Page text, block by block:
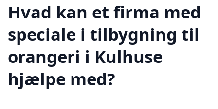
Hvad kan et firma med
speciale i tilbygning til
orangeri i Kulhuse
hjælpe med?